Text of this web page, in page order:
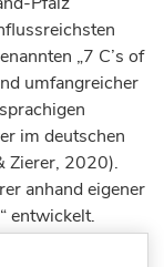
„7 C’s of
umfangreicher
im deutschen
Zierer, 2020).
anhand eigener
entwickelt.